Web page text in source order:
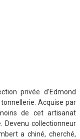
privée d’Edmond
Acquise par
de cet artisanat
Devenu collectionneur
a chiné, cherché,